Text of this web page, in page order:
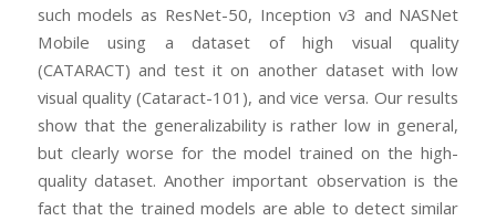
such models as ResNet-50, Inception v3 and NASNet
Mobile using a dataset of high visual quality
(CATARACT) and test it on another dataset with low
visual quality (Cataract-101), and vice versa. Our results
show that the generalizability is rather low in general,
but clearly worse for the model trained on the high-
quality dataset. Another important observation is the
fact that the trained models are able to detect similar